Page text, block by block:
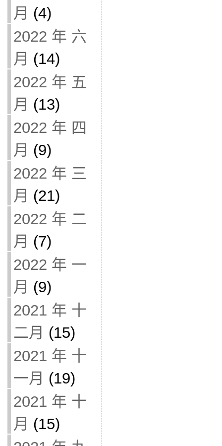
月 (4)
2022 年 六
月 (14)
2022 年 五
月 (13)
2022 年 四
月 (9)
2022 年 三
月 (21)
2022 年 二
月 (7)
2022 年 一
月 (9)
2021 年 十
二月 (15)
2021 年 十
一月 (19)
2021 年 十
月 (15)